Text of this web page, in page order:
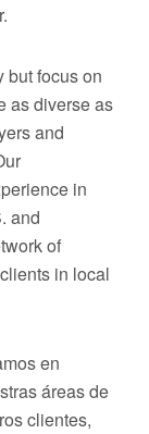
but focus on
as diverse as
and
in
and
of
in local
en
áreas de
clientes,